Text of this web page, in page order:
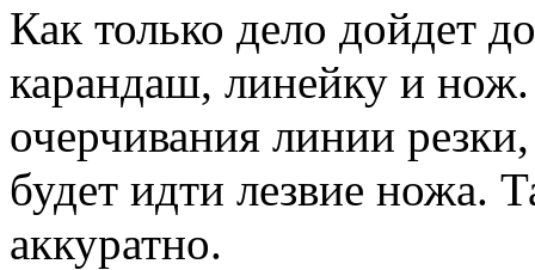
Как только дело дойдет
карандаш, линейку и
очерчивания линии
будет идти лезвие ножа.
аккуратно.